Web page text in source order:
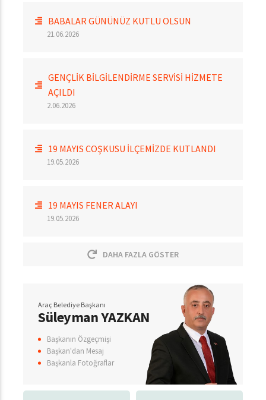
BABALAR GÜNÜNÜZ KUTLU OLSUN
21.06.2026
GENÇLİK BİLGİLENDİRME SERVİSİ HİZMETE
AÇILDI
2.06.2026
19 MAYIS COŞKUSU İLÇEMİZDE KUTLANDI
19.05.2026
19 MAYIS FENER ALAYI
19.05.2026
DAHA FAZLA GÖSTER
Araç Belediye Başkanı
Süleyman YAZKAN
Başkanın Özgeçmişi
Başkan'dan Mesaj
Başkanla Fotoğraflar